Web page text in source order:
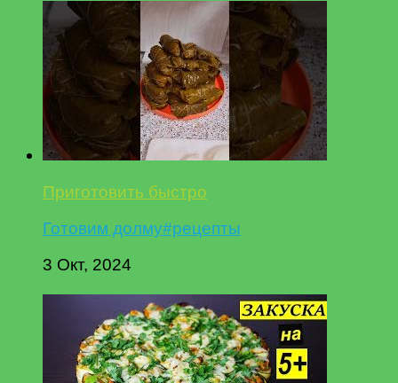
Приготовить быстро
Готовим долму#рецепты
3 Окт, 2024